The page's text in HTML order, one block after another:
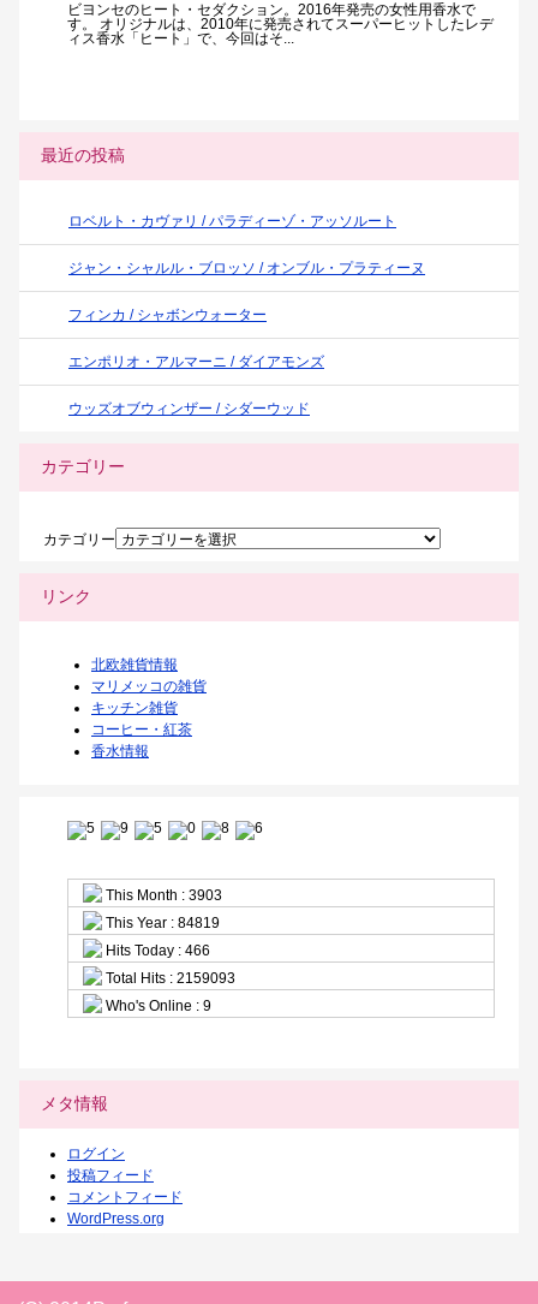
ビヨンセのヒート・セダクション。2016年発売の女性用香水で
す。 オリジナルは、2010年に発売されてスーパーヒットしたレデ
ィス香水「ヒート」で、今回はそ...
最近の投稿
ロベルト・カヴァリ / パラディーゾ・アッソルート
ジャン・シャルル・ブロッソ / オンブル・プラティーヌ
フィンカ / シャボンウォーター
エンポリオ・アルマーニ / ダイアモンズ
ウッズオブウィンザー / シダーウッド
カテゴリー
カテゴリー
リンク
北欧雑貨情報
マリメッコの雑貨
キッチン雑貨
コーヒー・紅茶
香水情報
This Month : 3903
This Year : 84819
Hits Today : 466
Total Hits : 2159093
Who's Online : 9
メタ情報
ログイン
投稿フィード
コメントフィード
WordPress.org